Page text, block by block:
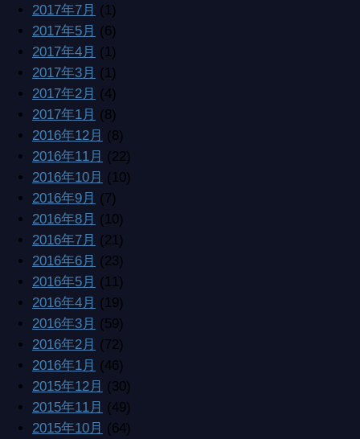
2017年7月 (1)
2017年5月 (6)
2017年4月 (1)
2017年3月 (1)
2017年2月 (4)
2017年1月 (8)
2016年12月 (8)
2016年11月 (22)
2016年10月 (10)
2016年9月 (7)
2016年8月 (10)
2016年7月 (21)
2016年6月 (23)
2016年5月 (11)
2016年4月 (19)
2016年3月 (59)
2016年2月 (72)
2016年1月 (46)
2015年12月 (30)
2015年11月 (49)
2015年10月 (64)